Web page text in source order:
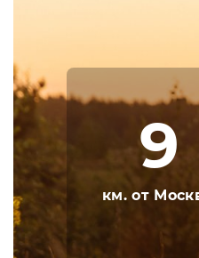
Территория отеля
переговорные
Гости отеля, у
них продумали
Для детей
детского досуга, а
Одним словом,
9
км. от